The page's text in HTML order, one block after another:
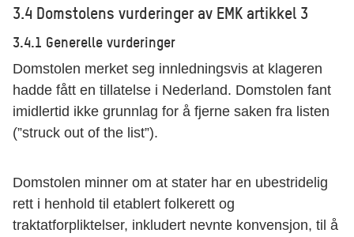
3.4 Domstolens vurderinger av EMK artikkel 3
3.4.1 Generelle vurderinger
Domstolen merket seg innledningsvis at klageren
hadde fått en tillatelse i Nederland. Domstolen fant
imidlertid ikke grunnlag for å fjerne saken fra listen
(”struck out of the list”).
Domstolen minner om at stater har en ubestridelig
rett i henhold til etablert folkerett og
traktatforpliktelser, inkludert nevnte konvensjon, til å